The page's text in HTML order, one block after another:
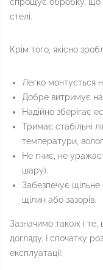
стелі.
Крім того, якісно
Легко монтується
Добре витримує
Надійно зберігає
Тримає стабільні
температури,
Не гниє, не
шару).
Забезпечує
щілин або зазорів.
Зазначимо також і
догляду. І спочатку
експлуатації.